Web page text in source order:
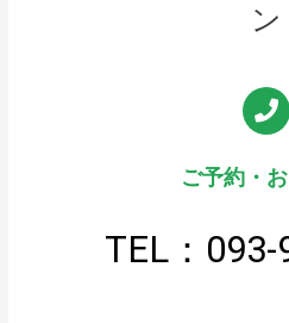
ン
ご予約・
TEL：